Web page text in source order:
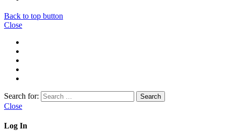
Back to top button
Close
Search for:
Close
Log In